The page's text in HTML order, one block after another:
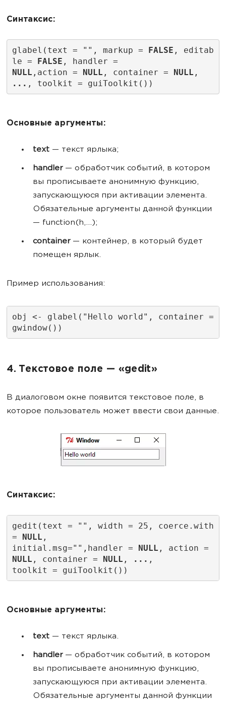
Синтаксис:
glabel(text = "", markup = FALSE , editab
le =
FALSE , handler =
NULL ,action = NULL , container = NULL
... , toolkit = guiToolkit())
Основные аргументы:
text — текст ярлыка;
handler— обработчик событий, в котором
вы прописываете анонимную функцию,
запускающуюся при активации элемента.
Обязательные аргументы данной функции
— function(h,...);
container— контейнер, в который будет
помещен ярлык.
Пример использования:
obj <- glabel("Hello world", container =
gwindow())
4. Текстовое поле — «gedit»
В диалоговом окне появится текстовое поле, в
которое пользователь может ввести свои данные.
Синтаксис:
gedit(text = "", width = 25, coerce.with
=
NULL ,
initial.msg="",handler =
NULL
NULL , container = NULL , ... ,
toolkit = guiToolkit())
Основные аргументы:
text — текст ярлыка.
handler— обработчик событий, в котором
вы прописываете анонимную функцию,
запускающуюся при активации элемента.
Обязательные аргументы данной функции